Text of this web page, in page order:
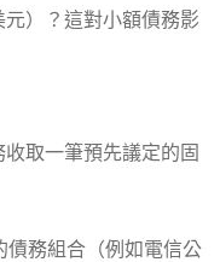
）？這對小額債務影
取一筆預先議定的固
債務組合（例如電信公